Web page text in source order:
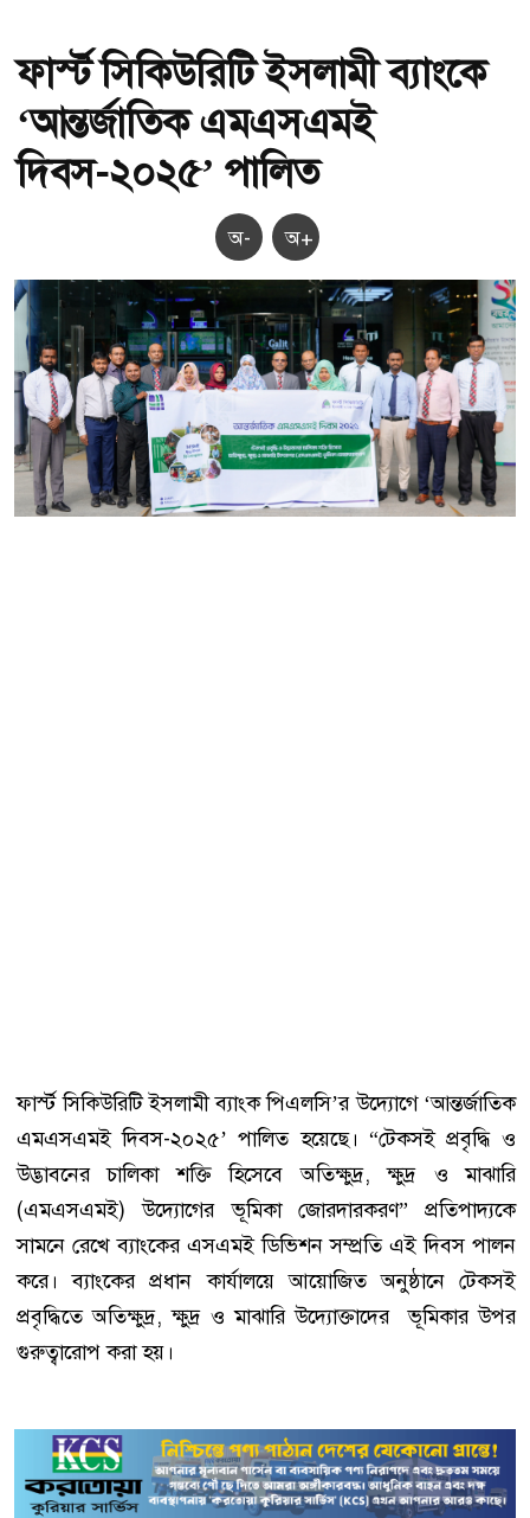
ফার্স্ট সিকিউরিটি ইসলামী ব্যাংকে
‘আন্তর্জাতিক এমএসএমই
দিবস-২০২৫’ পালিত
অ- অ+
ফার্স্ট সিকিউরিটি ইসলামী ব্যাংক পিএলসি’র উদ্যোগে ‘আন্তর্জাতিক
এমএসএমই দিবস-২০২৫’ পালিত হয়েছে। “টেকসই প্রবৃদ্ধি ও
উদ্ভাবনের চালিকা শক্তি হিসেবে অতিক্ষুদ্র, ক্ষুদ্র ও মাঝারি
(এমএসএমই) উদ্যোগের ভূমিকা জোরদারকরণ” প্রতিপাদ্যকে
সামনে রেখে ব্যাংকের এসএমই ডিভিশন সম্প্রতি এই দিবস পালন
করে। ব্যাংকের প্রধান কার্যালয়ে আয়োজিত অনুষ্ঠানে টেকসই
প্রবৃদ্ধিতে অতিক্ষুদ্র, ক্ষুদ্র ও মাঝারি উদ্যোক্তাদের ভূমিকার উপর
গুরুত্বারোপ করা হয়।